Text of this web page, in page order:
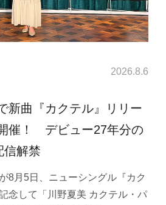
2026.8.6
新曲『カクテル』リリー
催！ デビュー27年分の
信解禁
8月5日、ニューシングル『カク
念して「川野夏美 カクテル・パ